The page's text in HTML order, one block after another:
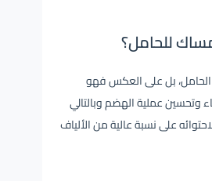
للحامل؟
الحامل، بل على العكس فهو
وتحسين عملية الهضم وبالتالي
على نسبة عالية من الألياف